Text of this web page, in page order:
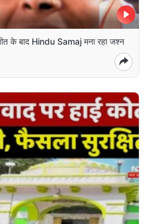
के बाद Hindu Samaj मना रहा जश्न